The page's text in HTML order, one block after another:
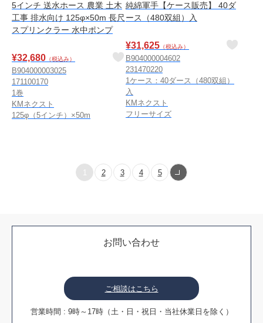
5インチ 送水ホース 農業 土木
工事 排水向け 125φ×50m 長尺
スプリンクラー 水中ポンプ
¥32,680 （税込み）
B904000003025
171100170
1巻
KMネクスト
125φ（5インチ）×50m
純綿軍手【ケース販売】 40ダ
ース（480双組）入
¥31,625 （税込み）
B904000004602
231470220
1ケース：40ダース（480双組）
入
KMネクスト
フリーサイズ
1 2 3 4 5
お問い合わせ
ご相談はこちら
営業時間 : 9時～17時（土・日・祝日・当社休業日を除く）